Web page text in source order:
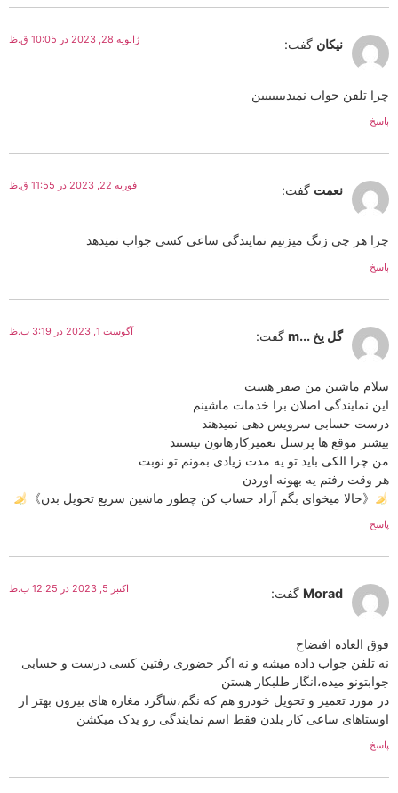
نیکان گفت: ژانویه 28, 2023 در 10:05 ق.ظ
چرا تلفن جواب نمیدییییییین
پاسخ
نعمت گفت: فوریه 22, 2023 در 11:55 ق.ظ
چرا هر چی زنگ میزنیم نمایندگی ساعی کسی جواب نمیدهد
پاسخ
گل یخ ...m گفت: آگوست 1, 2023 در 3:19 ب.ظ
سلام ماشین من صفر هست
این نمایندگی اصلان برا خدمات ماشینم
درست حسابی سرویس دهی نمیدهند
بیشتر موقع ها پرسنل تعمیرکارهاتون نیستند
من چرا الکی باید تو یه مدت زیادی بمونم تو نوبت
هر وقت رفتم یه بهونه اوردن
《حالا میخوای بگم آزاد حساب کن چطور ماشین سریع تحویل بدن》
پاسخ
Morad گفت: اکتبر 5, 2023 در 12:25 ب.ظ
فوق العاده افتضاح
نه تلفن جواب داده میشه و نه اگر حضوری رفتین کسی درست و حسابی
جوابتونو میده،انگار طلبکار هستن
در مورد تعمیر و تحویل خودرو هم که نگم،شاگرد مغازه های بیرون بهتر از
اوستاهای ساعی کار بلدن فقط اسم نمایندگی رو یدک میکشن
پاسخ